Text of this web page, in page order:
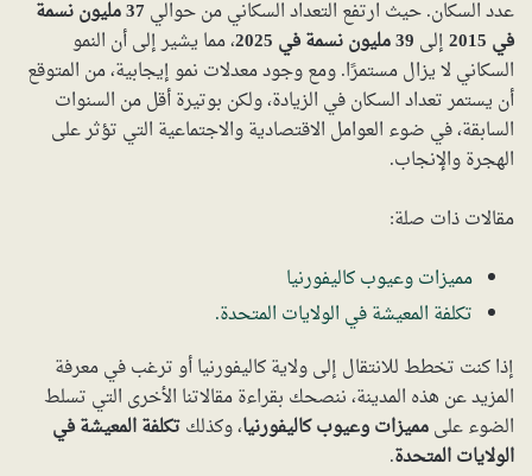
عدد السكان. حيث ارتفع التعداد السكاني من حوالي
37 مليون نسمة
في 2015
إلى 39 مليون نسمة في 2025
، مما يشير إلى أن النمو
السكاني لا يزال مستمرًا. ومع وجود معدلات نمو إيجابية، من المتوقع
أن يستمر تعداد السكان في الزيادة، ولكن بوتيرة أقل من السنوات
السابقة، في ضوء العوامل الاقتصادية والاجتماعية التي تؤثر على
الهجرة والإنجاب.
مقالات ذات صلة:
مميزات وعيوب كاليفورنيا
تكلفة المعيشة في الولايات المتحدة.
إذا كنت تخطط للانتقال إلى ولاية كاليفورنيا أو ترغب في معرفة
المزيد عن هذه المدينة، ننصحك بقراءة مقالاتنا الأخرى التي تسلط
الضوء علىمميزات وعيوب كاليفورنيا، وكذلكتكلفة المعيشة في
الولايات المتحدة.